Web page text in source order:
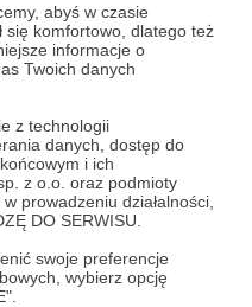
abyś w czasie
się komfortowo, dlatego też
informacje o
Twoich danych
z technologii
danych, dostęp do
i ich
z o.o. oraz podmioty
prowadzeniu działalności,
DO SERWISU.
swoje preferencje
wybierz opcję
ATAKU NA
Gen. Jarosław
i Artylerii - na
DWA